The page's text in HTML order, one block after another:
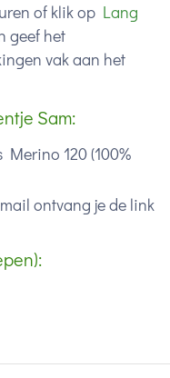
of klik op Lang
geef het
vak aan het
Sam:
120 (100%
ontvang je de link